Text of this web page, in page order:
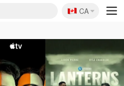
🇨🇦
CA